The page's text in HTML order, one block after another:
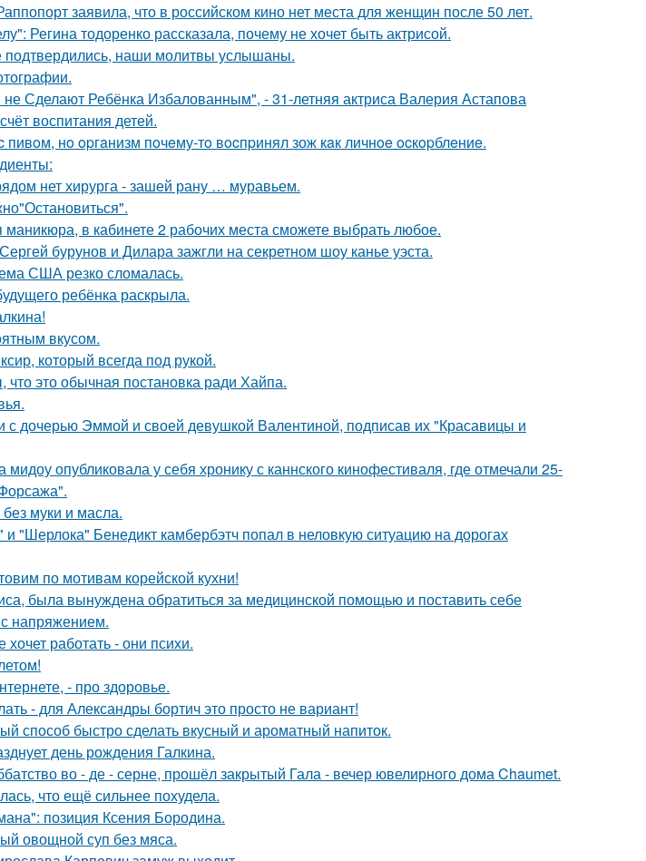
заявила, что в российском кино нет места для женщин после 50 лет.
Регина тодоренко рассказала, почему не хочет быть актрисой.
подтвердились, наши молитвы услышаны.
Сделают Ребёнка Избалованным", - 31-летняя актриса Валерия Астапова
воспитания детей.
нo opгaнизм пoчeму-тo вocпpинял зож кaк личнoe ocкopблeниe.
нет хирурга - зашей рану … муравьем.
в кабинете 2 рабочих места сможете выбрать любое.
бурунов и Дилара зажгли на секретном шоу канье уэста.
США резко сломалась.
ребёнка раскрыла.
вкусом.
который всегда под рукой.
это обычная постановка ради Хайпа.
с дочерью Эммой и своей девушкой Валентиной, подписав их "Красавицы и
мидоу опубликовала у себя хронику с каннского кинофестиваля, где отмечали 25-
муки и масла.
"Шерлока" Бенедикт камбербэтч попал в неловкую ситуацию на дорогах
по мотивам корейской кухни!
была вынуждена обратиться за медицинской помощью и поставить себе
напряжением.
работать - они психи.
- про здоровье.
- для Александры бортич это просто не вариант!
способ быстро сделать вкусный и ароматный напиток.
день рождения Галкина.
во - де - серне, прошёл закрытый Гала - вечер ювелирного дома Chaumet.
что ещё сильнее похудела.
позиция Ксения Бородина.
овощной суп без мяса.